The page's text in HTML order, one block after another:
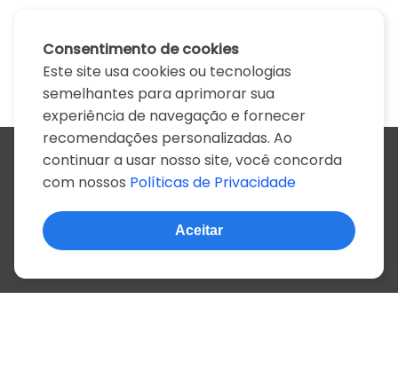
Todos os artistas
A
B C D E F G H I J
N
O P Q R S T U V W X
Z
0-9
© 2022, mais de 2 milhões de cifras e letras
Consentimento de cookies
Este site usa cookies ou tecnologias
semelhantes para aprimorar sua
experiência de navegação e fornecer
recomendações personalizadas. Ao
continuar a usar nosso site, você concorda
com nossos Políticas de Privacidade
Aceitar